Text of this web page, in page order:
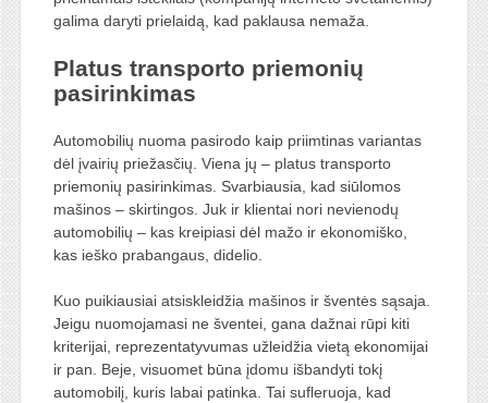
galima daryti prielaidą, kad paklausa nemaža.
Platus transporto priemonių
pasirinkimas
Automobilių nuoma pasirodo kaip priimtinas variantas
dėl įvairių priežasčių. Viena jų – platus transporto
priemonių pasirinkimas. Svarbiausia, kad siūlomos
mašinos – skirtingos. Juk ir klientai nori nevienodų
automobilių – kas kreipiasi dėl mažo ir ekonomiško,
kas ieško prabangaus, didelio.
Kuo puikiausiai atsiskleidžia mašinos ir šventės sąsaja.
Jeigu nuomojamasi ne šventei, gana dažnai rūpi kiti
kriterijai, reprezentatyvumas užleidžia vietą ekonomijai
ir pan. Beje, visuomet būna įdomu išbandyti tokį
automobilį, kuris labai patinka. Tai sufleruoja, kad